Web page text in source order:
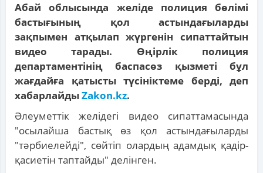
Абай облысында желіде полиция бөлімі
бастығының қол астындағыларды
зақпымен атқылап жүргенін сипаттайтын
видео тарады. Өңірлік полиция
департаментінің баспасөз қызметі бұл
жағдайға қатысты түсініктеме берді, деп
хабарлайдыZakon.kz.
Әлеуметтік желідегі видео сипаттамасында
"осылайша бастық өз қол астындағыларды
"тәрбиелейді", сөйтіп олардың адамдық қадір-
қасиетін таптайды" делінген.